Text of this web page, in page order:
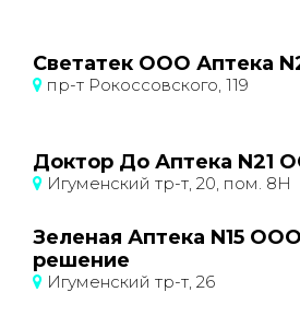
Светатек ООО Аптека
пр-т Рокоссовского, 119
Доктор До Аптека N21
Игуменский тр-т, 20, пом. 8Н
Зеленая Аптека N15
решение
Игуменский тр-т, 26